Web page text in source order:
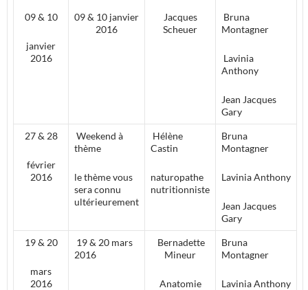
09 & 10
janvier
2016
09 & 10 janvier
2016
Jacques
Scheuer
Bruna
Montagner
Lavinia
Anthony
Jean Jacques
Gary
27 & 28
février
2016
Weekend à
thème
le thème vous
sera connu
ultérieurement
Hélène
Castin
naturopathe
nutritionniste
Bruna
Montagner
Lavinia Anthony
Jean Jacques
Gary
19 & 20
mars
2016
19 & 20 mars
2016
Bernadette
Mineur
Anatomie
Bruna
Montagner
Lavinia Anthony